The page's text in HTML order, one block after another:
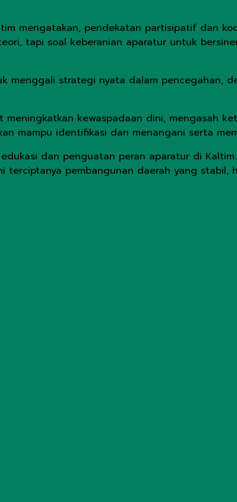
mengatakan, pendekatan partisipatif dan
tapi soal keberanian aparatur untuk
menggali strategi nyata dalam pencegahan,
kewaspadaan dini, mengasah
mampu identifikasi dan menangani serta
dan penguatan peran aparatur di
pembangunan daerah yang stabil,